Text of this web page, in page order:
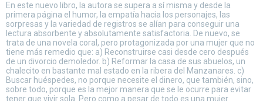
En este nuevo libro, la autora se supera a sí misma y desde la
primera página el humor, la empatía hacia los personajes, las
sorpresas y la variedad de registros se alían para conseguir una
lectura absorbente y absolutamente satisfactoria. De nuevo, se
trata de una novela coral, pero protagonizada por una mujer que no
tiene más remedio que: a) Reconstruirse casi desde cero después
de un divorcio demoledor. b) Reformar la casa de sus abuelos, un
chalecito en bastante mal estado en la ribera del Manzanares. c)
Buscar huéspedes, no porque necesite el dinero, que también, sino,
sobre todo, porque es la mejor manera que se le ocurre para evitar
tener que vivir sola. Pero como a pesar de todo es una mujer